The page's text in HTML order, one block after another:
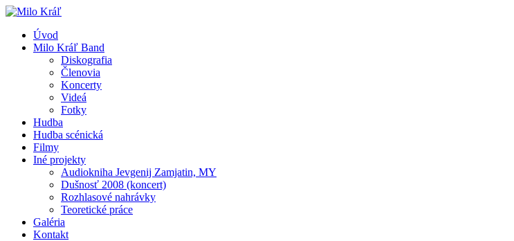
Úvod
Milo Kráľ Band
Diskografia
Členovia
Koncerty
Videá
Fotky
Hudba
Hudba scénická
Filmy
Iné projekty
Audiokniha Jevgenij Zamjatin, MY
Dušnosť 2008 (koncert)
Rozhlasové nahrávky
Teoretické práce
Galéria
Kontakt